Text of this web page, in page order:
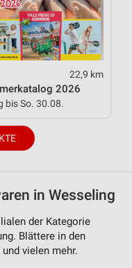
22,9 km
2026
bis So. 30.08.
in Wesseling
der Kategorie
Blättere in den
vielen mehr.